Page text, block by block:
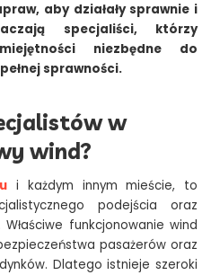
aby działały sprawnie i
specjaliści, którzy
niezbędne do
sprawności.
w
wind?
i każdym innym mieście, to
podejścia oraz
funkcjonowanie wind
pasażerów oraz
Dlatego istnieje szeroki